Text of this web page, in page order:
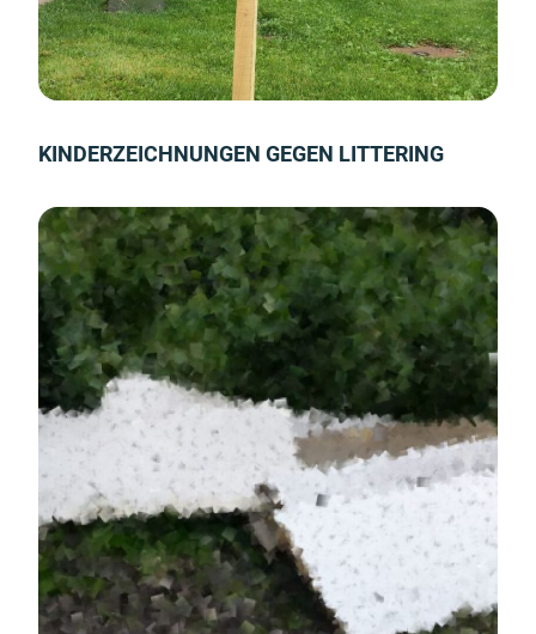
KINDERZEICHNUNGEN GEGEN LITTERING